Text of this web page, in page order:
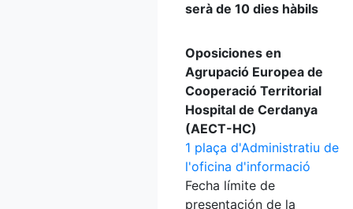
serà de 10 dies hàbils
Oposiciones en
Agrupació Europea de
Cooperació Territorial
Hospital de Cerdanya
(AECT-HC)
1 plaça d'Administratiu de
l'oficina d'informació
Fecha límite de
presentación de la